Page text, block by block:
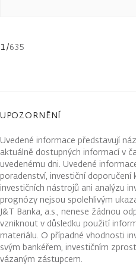
1/635
UPOZORNĚNÍ
Uvedené informace představují
aktuálně dostupných informací v
uvedenému dni. Uvedené
poradenství, investiční doporučení
investičních nástrojů ani analýzu
prognózy nejsou spolehlivým
J&T Banka, a.s., nenese žádnou
vzniknout v důsledku použití
materiálu. O případné vhodnosti
svým bankéřem, investičním
vázaným zástupcem.